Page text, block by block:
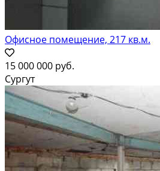
Офисное помещение, 217 кв.м.
15 000 000 руб.
Сургут